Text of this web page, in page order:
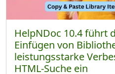
HelpNDoc 10.4 führt
Einfügen von
leistungsstarke
HTML-Suche ein